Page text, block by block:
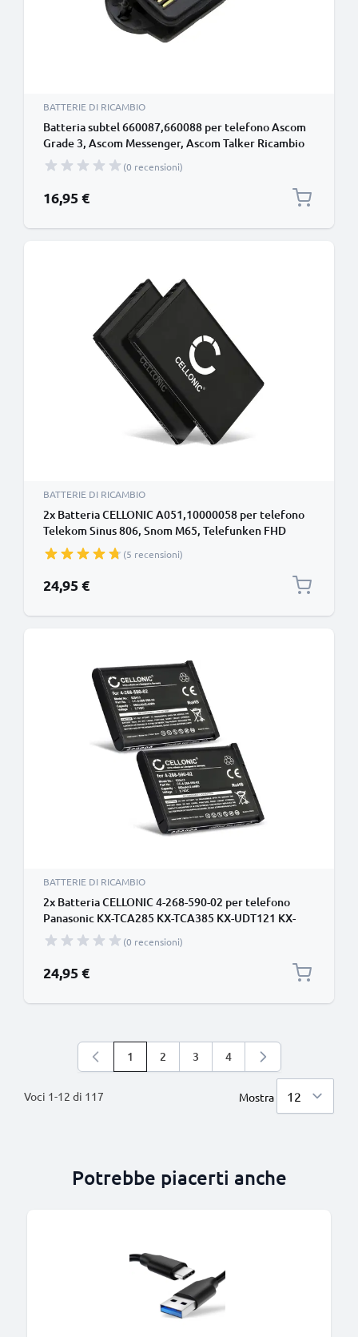
BATTERIE DI RICAMBIO
Batteria subtel 660087,660088 per telefono Ascom
Grade 3, Ascom Messenger, Ascom Talker Ricambio
affidabile da 700mAh per il tuo fisso/cordless
(0 recensioni)
16,95 €
BATTERIE DI RICAMBIO
2x Batteria CELLONIC A051,10000058 per telefono
Telekom Sinus 806, Snom M65, Telefunken FHD
170/5 Ricambio affidabile da 1200mAh per il tuo
fisso/cordless
(5 recensioni)
24,95 €
BATTERIE DI RICAMBIO
2x Batteria CELLONIC 4-268-590-02 per telefono
Panasonic KX-TCA285 KX-TCA385 KX-UDT121 KX-
UDT131 Sony Laser Mouse VGP-BMS77 Ricambio
affidabile da 660mAh per il tuo fisso/cordless
(0 recensioni)
24,95 €
Voci 1-12 di 117
Stai leggendo la pagina
1 Pagina
2 Pagina
3 Pagina
4
Mostra
Potrebbe piacerti anche